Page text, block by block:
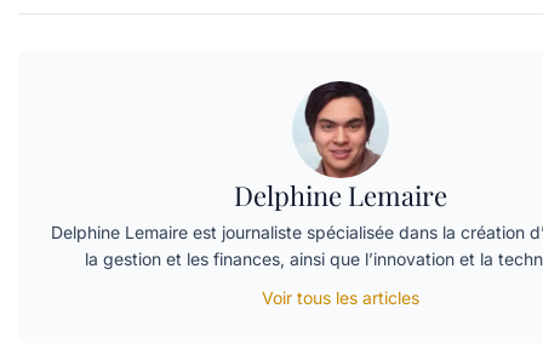
Delphine Lemaire
Delphine Lemaire est journaliste spécialisée dans la création
la gestion et les finances, ainsi que l’innovation et la
Voir tous les articles